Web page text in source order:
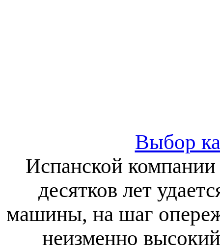
Выбор
Испанской
десятков лет
машины, на шаг
неизменно